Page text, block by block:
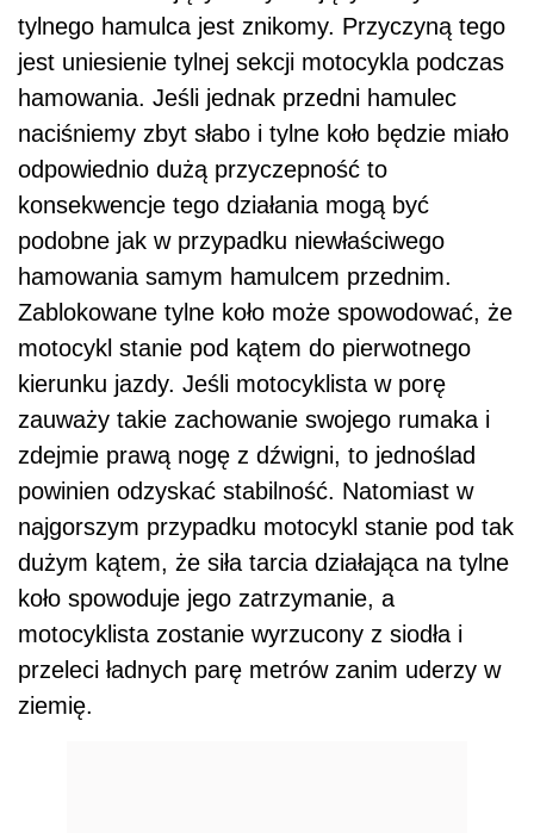
tylnego hamulca jest znikomy. Przyczyną tego
jest uniesienie tylnej sekcji motocykla podczas
hamowania. Jeśli jednak przedni hamulec
naciśniemy zbyt słabo i tylne koło będzie miało
odpowiednio dużą przyczepność to
konsekwencje tego działania mogą być
podobne jak w przypadku niewłaściwego
hamowania samym hamulcem przednim.
Zablokowane tylne koło może spowodować, że
motocykl stanie pod kątem do pierwotnego
kierunku jazdy. Jeśli motocyklista w porę
zauważy takie zachowanie swojego rumaka i
zdejmie prawą nogę z dźwigni, to jednoślad
powinien odzyskać stabilność. Natomiast w
najgorszym przypadku motocykl stanie pod tak
dużym kątem, że siła tarcia działająca na tylne
koło spowoduje jego zatrzymanie, a
motocyklista zostanie wyrzucony z siodła i
przeleci ładnych parę metrów zanim uderzy w
ziemię.